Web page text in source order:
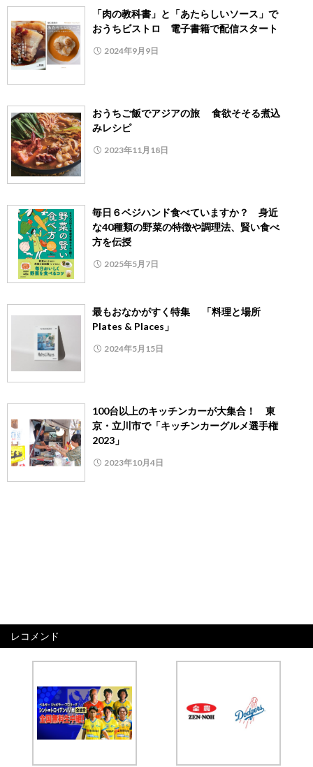
「肉の教科書」と「あたらしいソース」で
おうちビストロ 電子書籍で配信スタート
2024年9月9日
おうちご飯でアジアの旅 食欲そそる煮込
みレシピ
2023年11月18日
毎日６ベジハンド食べていますか？ 身近
な40種類の野菜の特徴や調理法、賢い食べ
方を伝授
2025年5月7日
最もおなかがすく特集 「料理と場所
Plates & Places」
2024年5月15日
100台以上のキッチンカーが大集合！ 東
京・立川市で「キッチンカーグルメ選手権
2023」
2023年10月4日
レコメンド